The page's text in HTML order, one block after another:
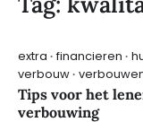
extra financieren
verbouw
Tips voor het
verbouwing